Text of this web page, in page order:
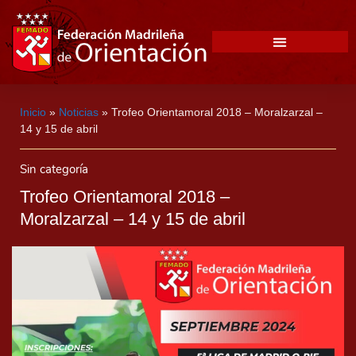
Inicio » Noticias » Trofeo Orientamoral 2018 – Moralzarzal –
14 y 15 de abril
Sin categoría
Trofeo Orientamoral 2018 –
Moralzarzal – 14 y 15 de abril